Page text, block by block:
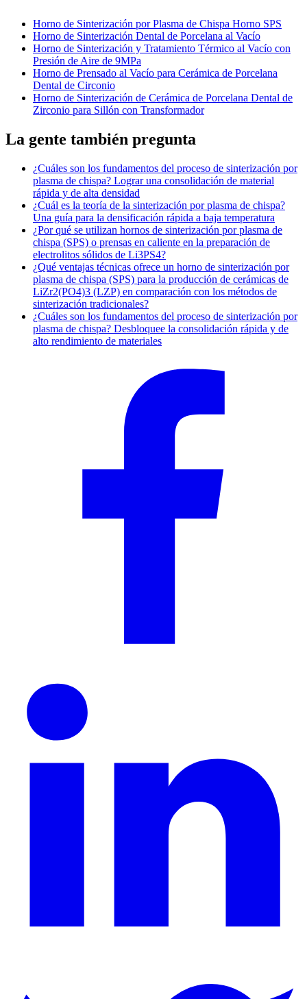
Horno de Sinterización por Plasma de Chispa Horno SPS
Horno de Sinterización Dental de Porcelana al Vacío
Horno de Sinterización y Tratamiento Térmico al Vacío con
Presión de Aire de 9MPa
Horno de Prensado al Vacío para Cerámica de Porcelana
Dental de Circonio
Horno de Sinterización de Cerámica de Porcelana Dental de
Zirconio para Sillón con Transformador
La gente también pregunta
¿Cuáles son los fundamentos del proceso de sinterización por
plasma de chispa? Lograr una consolidación de material
rápida y de alta densidad
¿Cuál es la teoría de la sinterización por plasma de chispa?
Una guía para la densificación rápida a baja temperatura
¿Por qué se utilizan hornos de sinterización por plasma de
chispa (SPS) o prensas en caliente en la preparación de
electrolitos sólidos de Li3PS4?
¿Qué ventajas técnicas ofrece un horno de sinterización por
plasma de chispa (SPS) para la producción de cerámicas de
LiZr2(PO4)3 (LZP) en comparación con los métodos de
sinterización tradicionales?
¿Cuáles son los fundamentos del proceso de sinterización por
plasma de chispa? Desbloquee la consolidación rápida y de
alto rendimiento de materiales